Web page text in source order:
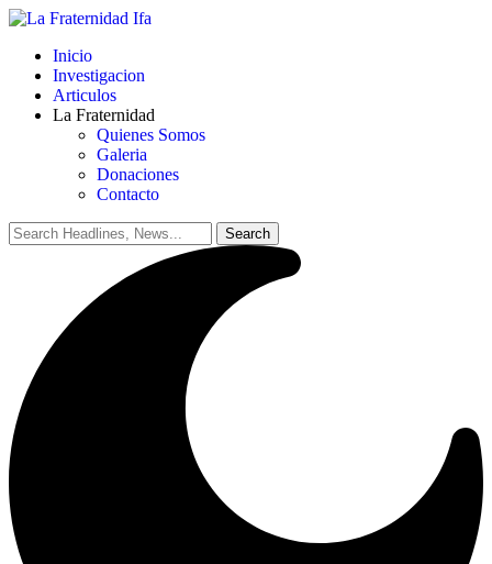
Inicio
Investigacion
Articulos
La Fraternidad
Quienes Somos
Galeria
Donaciones
Contacto